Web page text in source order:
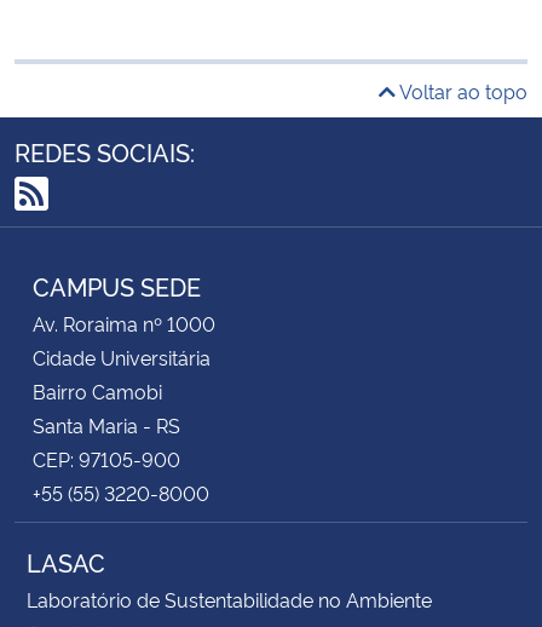
Voltar ao topo
REDES SOCIAIS:
RSS
CAMPUS SEDE
Av. Roraima nº 1000
Cidade Universitária
Bairro Camobi
Santa Maria - RS
CEP: 97105-900
+55 (55) 3220-8000
LASAC
Laboratório de Sustentabilidade no Ambiente